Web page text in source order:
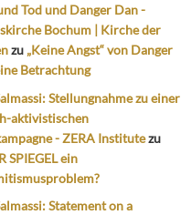
Tod und Danger Dan -
Bochum | Kirche der
zu „Keine Angst“ von Danger
Betrachtung
Stellungnahme zu einer
aktivistischen
- ZERA Institutezu
SPIEGEL ein
Statement on a